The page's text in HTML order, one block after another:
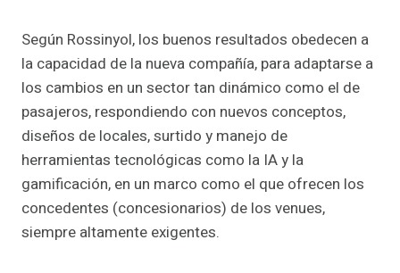
Según Rossinyol, los buenos resultados obedecen a
la capacidad de la nueva compañía, para adaptarse a
los cambios en un sector tan dinámico como el de
pasajeros, respondiendo con nuevos conceptos,
diseños de locales, surtido y manejo de
herramientas tecnológicas como la IA y la
gamificación, en un marco como el que ofrecen los
concedentes (concesionarios) de los venues,
siempre altamente exigentes.